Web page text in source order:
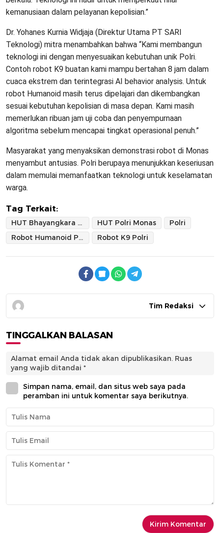
kemanusiaan dalam pelayanan kepolisian.”
Dr. Yohanes Kurnia Widjaja (Direktur Utama PT SARI
Teknologi) mitra menambahkan bahwa “Kami membangun
teknologi ini dengan menyesuaikan kebutuhan unik Polri.
Contoh robot K9 buatan kami mampu bertahan 8 jam dalam
cuaca ekstrem dan terintegrasi AI behavior analysis. Untuk
robot Humanoid masih terus dipelajari dan dikembangkan
sesuai kebutuhan kepolisian di masa depan. Kami masih
memerlukan ribuan jam uji coba dan penyempurnaan
algoritma sebelum mencapai tingkat operasional penuh.”
Masyarakat yang menyaksikan demonstrasi robot di Monas
menyambut antusias. Polri berupaya menunjukkan keseriusan
dalam memulai memanfaatkan teknologi untuk keselamatan
warga.
Tag Terkait:
HUT Bhayangkara ke-79 HUT Polri Monas
Polri
Robot Humanoid Polri
Robot K9 Polri
Tim Redaksi
TINGGALKAN BALASAN
Alamat email Anda tidak akan dipublikasikan. Ruas
yang wajib ditandai *
Simpan nama, email, dan situs web saya pada
peramban ini untuk komentar saya berikutnya.